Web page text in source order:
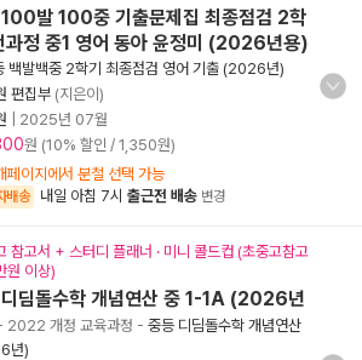
발 100중 기출문제집 최종점검 2학
과정 중1 영어 동아 윤정미 (2026년용)
백발백중 2학기 최종점검 영어 기출 (2026년)
편집부 (지은이)
2025년 07월
원 (10% 할인 / 1,350원)
페이지에서 분철 선택 가능
배송 내일 아침 7시 출근전 배송 변경
참고서 + 스터디 플래너 · 미니 콜드컵 (초중고참고
원 이상)
딤돌수학 개념연산 중 1-1A (2026년
2022 개정 교육과정 - 중등 디딤돌수학 개념연산
년)